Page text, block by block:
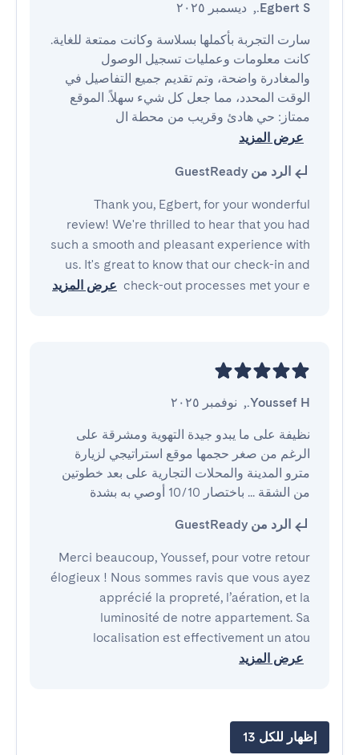
Egbert S.
, ديسمبر ٢٠٢٥
ممتاز: حي هادئ وقريب من محطة ال
عرض المزيد
الرد من GuestReady
Thank you, Egbert, for your wonderful
review! We're thrilled to hear that you had
such a smooth and pleasant experience with
us. It's great to know that our check-in and
check-out processes met your e عرض المزيد
Youssef H.
, نوفمبر ٢٠٢٥
من الشقة ... باختصار 10/10 أوصي به بشدة
الرد من GuestReady
Merci beaucoup, Youssef, pour votre retour
élogieux ! Nous sommes ravis que vous ayez
apprécié la propreté, l’aération, et la
luminosité de notre appartement. Sa
localisation est effectivement un atou
عرض المزيد
إظهار للكل 13